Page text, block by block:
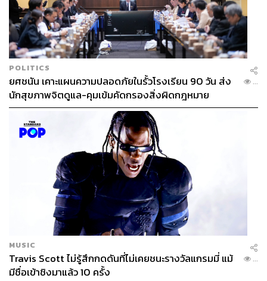
POLITICS
ยศชนัน เคาะแผนความปลอดภัยในรั้วโรงเรียน 90 วัน ส่ง
นักสุขภาพจิตดูแล-คุมเข้มคัดกรองสิ่งผิดกฎหมาย
...
MUSIC
Travis Scott ไม่รู้สึกกดดันที่ไม่เคยชนะรางวัลแกรมมี่ แม้
มีชื่อเข้าชิงมาแล้ว 10 ครั้ง
...